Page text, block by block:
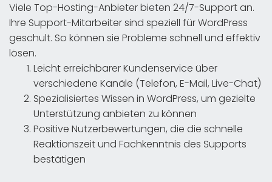
Viele Top-Hosting-Anbieter bieten 24/7-Support an.
Ihre Support-Mitarbeiter sind speziell für WordPress
geschult. So können sie Probleme schnell und effektiv
lösen.
Leicht erreichbarer Kundenservice über
verschiedene Kanäle (Telefon, E-Mail, Live-Chat)
Spezialisiertes Wissen in WordPress, um gezielte
Unterstützung anbieten zu können
Positive Nutzerbewertungen, die die schnelle
Reaktionszeit und Fachkenntnis des Supports
bestätigen